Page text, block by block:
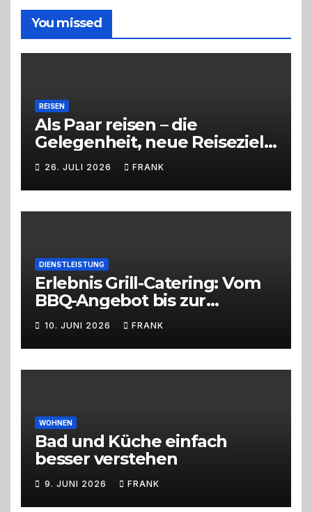
richtige
Entscheidung
You missed
REISEN
Als Paar reisen – die
Gelegenheit, neue Reiseziele
zu entdecken
26. JULI 2026 FRANK
DIENSTLEISTUNG
Erlebnis Grill-Catering: Vom
BBQ-Angebot bis zur
perfekten Eventorganisation
Trend zu Outdoor-Events,
Erlebnisgastronomie und
Live-Cooking
10. JUNI 2026 FRANK
WOHNEN
Bad und Küche einfach
besser verstehen
9. JUNI 2026 FRANK